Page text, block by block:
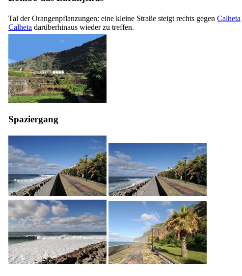
Tal der Orangenpflanzungen: eine kleine Straße steigt rechts gegen Calheta
Calheta darüberhinaus wieder zu treffen.
Spaziergang